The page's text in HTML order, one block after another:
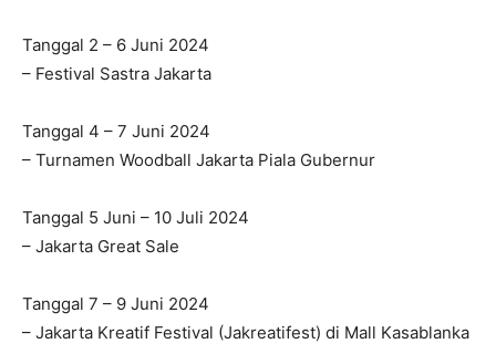
Tanggal 2 – 6 Juni 2024
– Festival Sastra Jakarta
Tanggal 4 – 7 Juni 2024
– Turnamen Woodball Jakarta Piala Gubernur
Tanggal 5 Juni – 10 Juli 2024
– Jakarta Great Sale
Tanggal 7 – 9 Juni 2024
– Jakarta Kreatif Festival (Jakreatifest) di Mall Kasablanka